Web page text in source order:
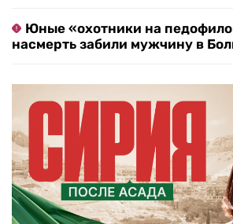
Юные «охотники на
насмерть забили мужчину в